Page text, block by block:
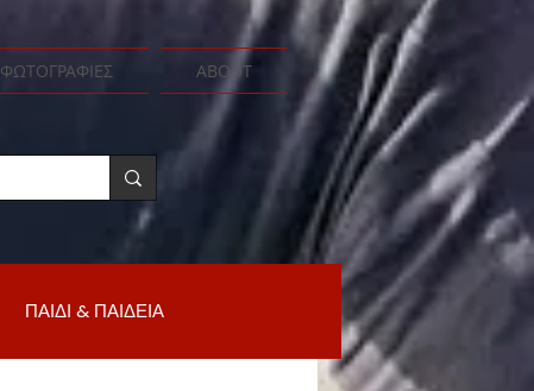
ΦΩΤΟΓΡΑΦΙΕΣ ABOUT
ΠΑΙΔΙ & ΠΑΙΔΕΙΑ